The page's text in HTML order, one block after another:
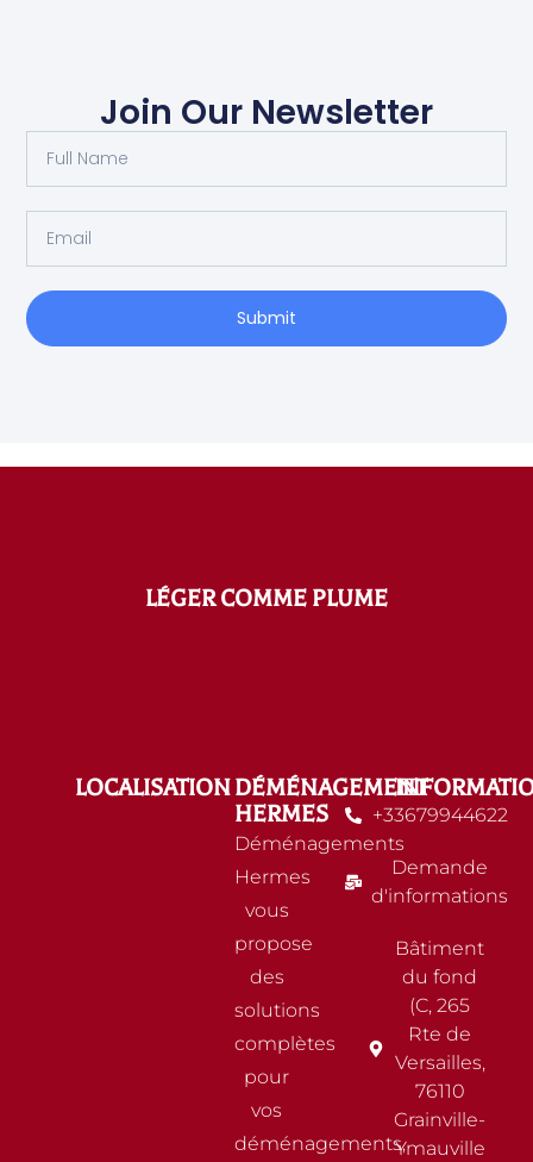
Join Our Newsletter
Submit
LÉGER COMME PLUME
LOCALISATIONDÉMÉNAGEMENT
HERMES
Déménagements
Hermes
vous
propose
des
solutions
complètes
pour
vos
déménagements,
+33679944622
Demande
d'informations
Bâtiment
du fond
(C, 265
Rte de
Versailles,
76110
Grainville-
Ymauville